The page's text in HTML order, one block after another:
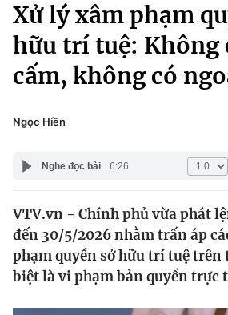
Chuyên mục
Chính trị
Thế giới
Tin tức
Thế giới đó đây
Kinh tế
Pháp luật
Kinh tế
Thể thao
Truyền hình
Văn hóa - Giải trí
Giáo dục
Xử lý xâm phạm
hữu trí tuệ: Không
cấm, không có
Ngọc Hiền
Nghe đọc bài 6:26
VTV.vn - Chính phủ vừa phát
đến 30/5/2026 nhằm trấn áp
phạm quyền sở hữu trí tuệ trên
biệt là vi phạm bản quyền trực